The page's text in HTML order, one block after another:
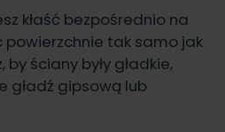
kłaść bezpośrednio na
tak samo jak
ściany były gładkie,
gładź gipsową lub